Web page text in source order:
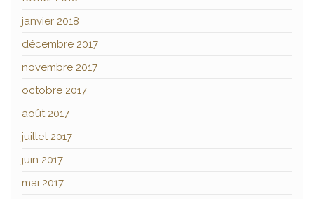
janvier 2018
décembre 2017
novembre 2017
octobre 2017
août 2017
juillet 2017
juin 2017
mai 2017